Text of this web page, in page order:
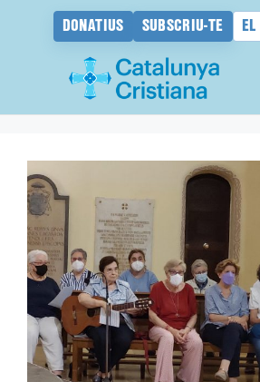
DONATIUS SUBSCRIU-TE